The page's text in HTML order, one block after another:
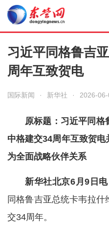
习近平同格鲁吉
周年互致贺电
国际新闻 · 新华社 · 2026-
原标题：习近平同格
中格建交34周年互致贺
为全面战略伙伴关系
新华社北京6月9日电
同格鲁吉亚总统卡韦拉
交34周年。